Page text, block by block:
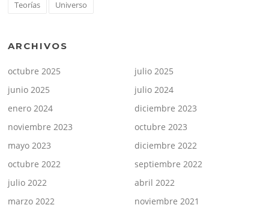
Teorías
Universo
ARCHIVOS
octubre 2025
julio 2025
junio 2025
julio 2024
enero 2024
diciembre 2023
noviembre 2023
octubre 2023
mayo 2023
diciembre 2022
octubre 2022
septiembre 2022
julio 2022
abril 2022
marzo 2022
noviembre 2021